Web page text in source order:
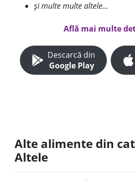
și multe multe altele...
Află mai multe
Descarcă din
Google Play
Alte alimente din
Altele